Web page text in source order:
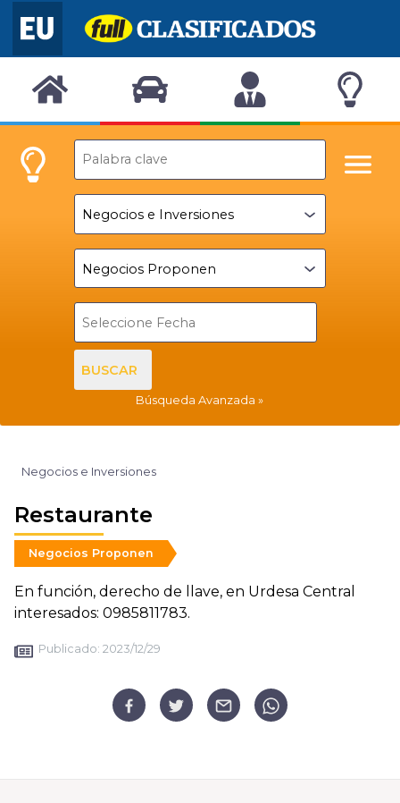
BUSCAR
Búsqueda Avanzada
Negocios e Inversiones
Restaurante
Negocios Proponen
En función, derecho de llave, en Urdesa Central
interesados: 0985811783.
Publicado: 2023/12/29